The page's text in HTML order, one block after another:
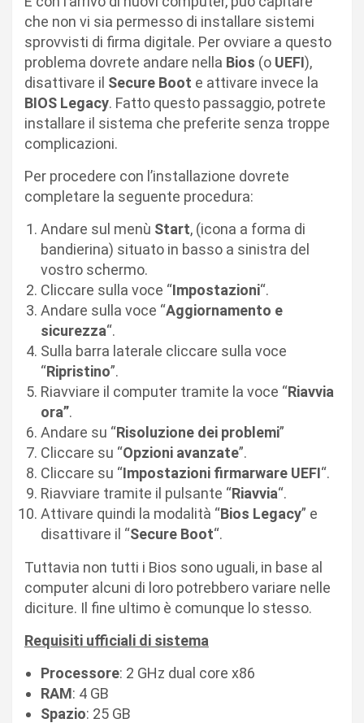
che non vi sia permesso di installare sistemi
sprovvisti di firma digitale. Per ovviare a questo
problema dovrete andare nella Bios (o UEFI),
disattivare il Secure Boot e attivare invece la
BIOS Legacy. Fatto questo passaggio, potrete
installare il sistema che preferite senza troppe
complicazioni.
Per procedere con l’installazione dovrete
completare la seguente procedura:
Andare sul menù Start, (icona a forma di
bandierina) situato in basso a sinistra del
vostro schermo.
Cliccare sulla voce “Impostazioni“.
Andare sulla voce “Aggiornamento e
sicurezza“.
Sulla barra laterale cliccare sulla voce
“Ripristino”.
Riavviare il computer tramite la voce “Riavvia
ora”.
Andare su “Risoluzione dei problemi”
Cliccare su “Opzioni avanzate”.
Cliccare su “Impostazioni firmarware UEFI“.
Riavviare tramite il pulsante “Riavvia“.
Attivare quindi la modalità “Bios Legacy” e
disattivare il “Secure Boot“.
Tuttavia non tutti i Bios sono uguali, in base al
computer alcuni di loro potrebbero variare nelle
diciture. Il fine ultimo è comunque lo stesso.
Requisiti ufficiali di sistema
Processore: 2 GHz dual core x86
RAM: 4 GB
Spazio: 25 GB